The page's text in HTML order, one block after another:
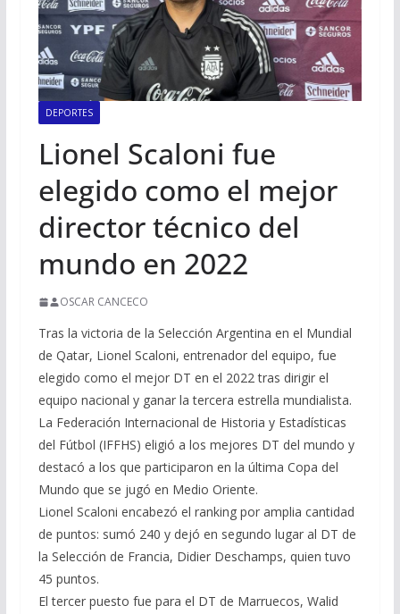
DEPORTES
Lionel Scaloni fue
elegido como el mejor
director técnico del
mundo en 2022
OSCAR CANCECO
Tras la victoria de la Selección Argentina en el Mundial
de Qatar, Lionel Scaloni, entrenador del equipo, fue
elegido como el mejor DT en el 2022 tras dirigir el
equipo nacional y ganar la tercera estrella mundialista.
La Federación Internacional de Historia y Estadísticas
del Fútbol (IFFHS) eligió a los mejores DT del mundo y
destacó a los que participaron en la última Copa del
Mundo que se jugó en Medio Oriente.
Lionel Scaloni encabezó el ranking por amplia cantidad
de puntos: sumó 240 y dejó en segundo lugar al DT de
la Selección de Francia, Didier Deschamps, quien tuvo
45 puntos.
El tercer puesto fue para el DT de Marruecos, Walid